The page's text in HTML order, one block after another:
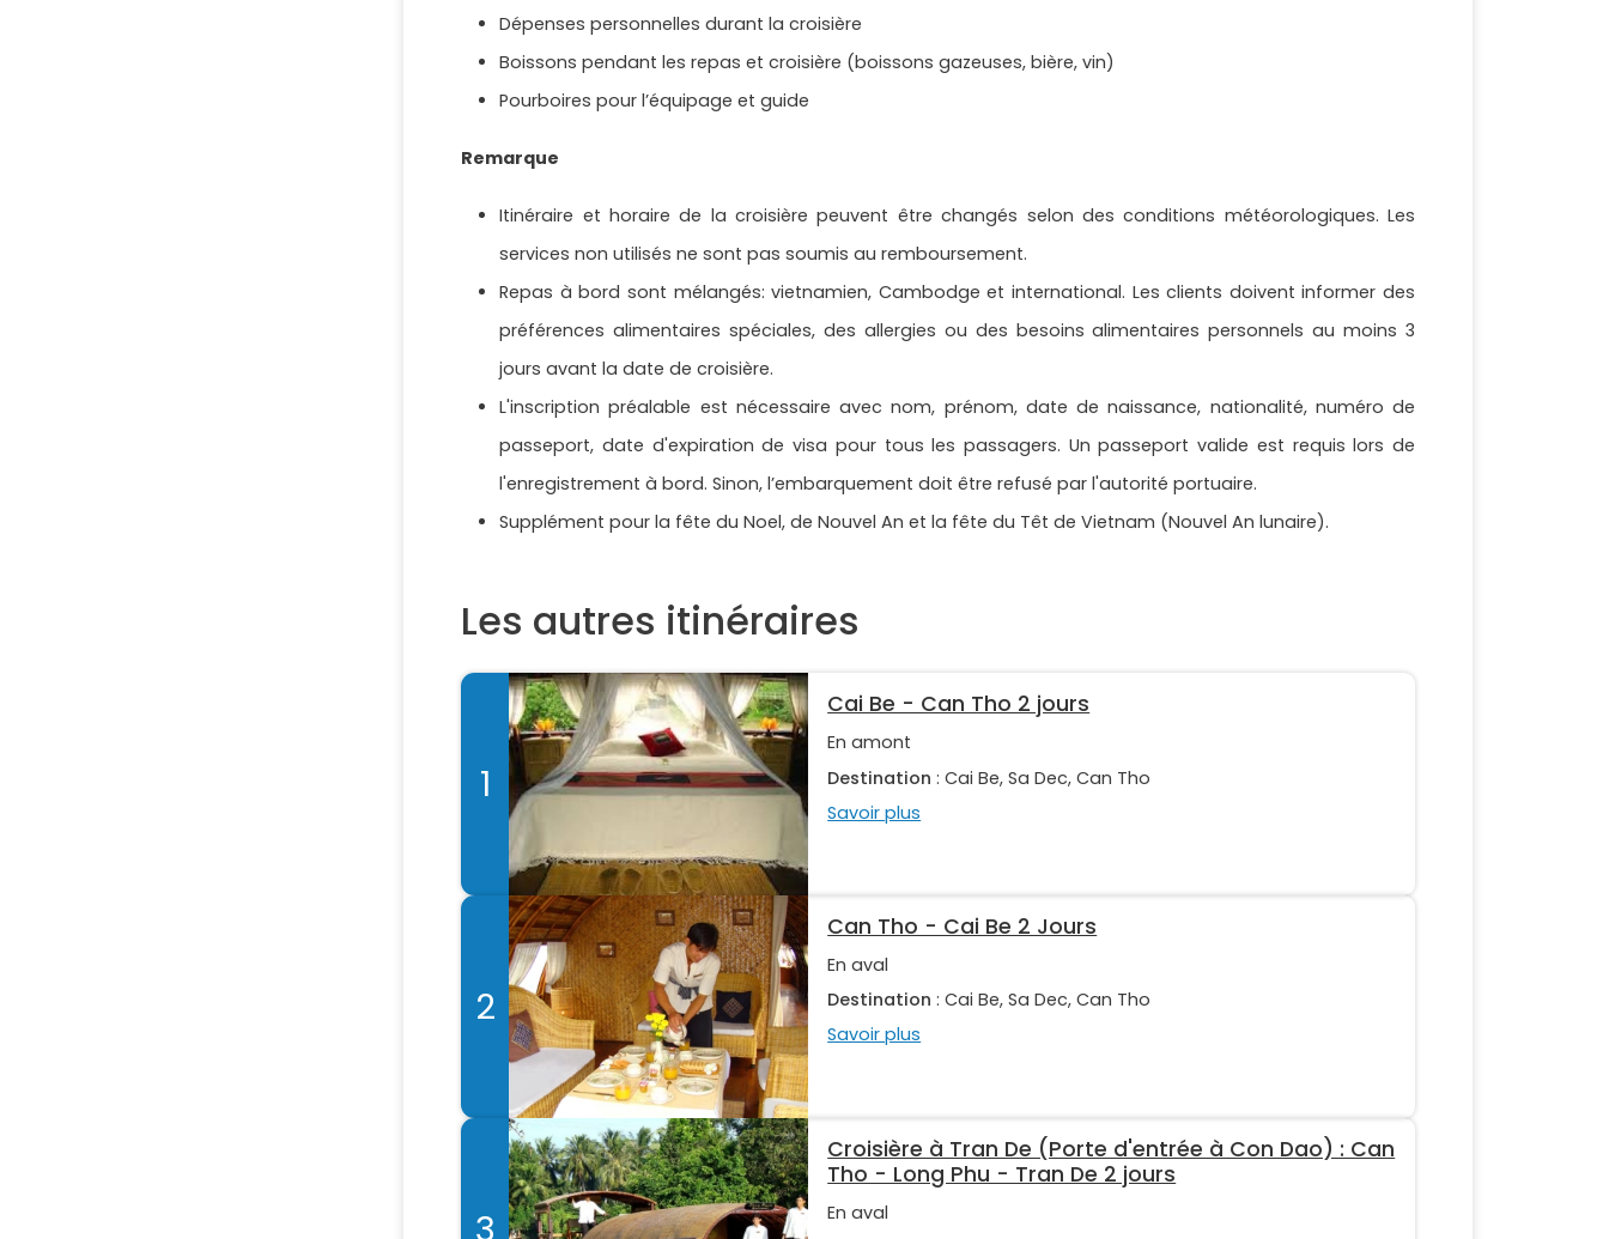
Dépenses personnelles durant la croisière
Boissons pendant les repas et croisière (boissons gazeuses, bière, vin)
Pourboires pour l’équipage et guide
Remarque
Itinéraire et horaire de la croisière peuvent être changés selon des conditions météorologiques. Les
services non utilisés ne sont pas soumis au remboursement.
Repas à bord sont mélangés: vietnamien, Cambodge et international. Les clients doivent informer des
préférences alimentaires spéciales, des allergies ou des besoins alimentaires personnels au moins 3
jours avant la date de croisière.
L'inscription préalable est nécessaire avec nom, prénom, date de naissance, nationalité, numéro de
passeport, date d'expiration de visa pour tous les passagers. Un passeport valide est requis lors de
l'enregistrement à bord. Sinon, l’embarquement doit être refusé par l'autorité portuaire.
Supplément pour la fête du Noel, de Nouvel An et la fête du Têt de Vietnam (Nouvel An lunaire).
Les autres itinéraires
1
Cai Be - Can Tho 2 jours
En amont
Destination : Cai Be, Sa Dec, Can Tho
Savoir plus
2
Can Tho - Cai Be 2 Jours
En aval
Destination : Cai Be, Sa Dec, Can Tho
Savoir plus
3
Croisière à Tran De (Porte d'entrée à Con Dao) : Can
Tho - Long Phu - Tran De 2 jours
En aval